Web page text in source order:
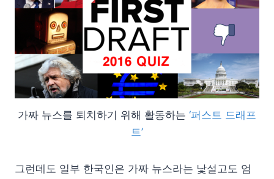
가짜 뉴스를 퇴치하기 위해 활동하는 ‘퍼스트 드래프
트’
그런데도 일부 한국인은 가짜 뉴스라는 낯설고도 엄